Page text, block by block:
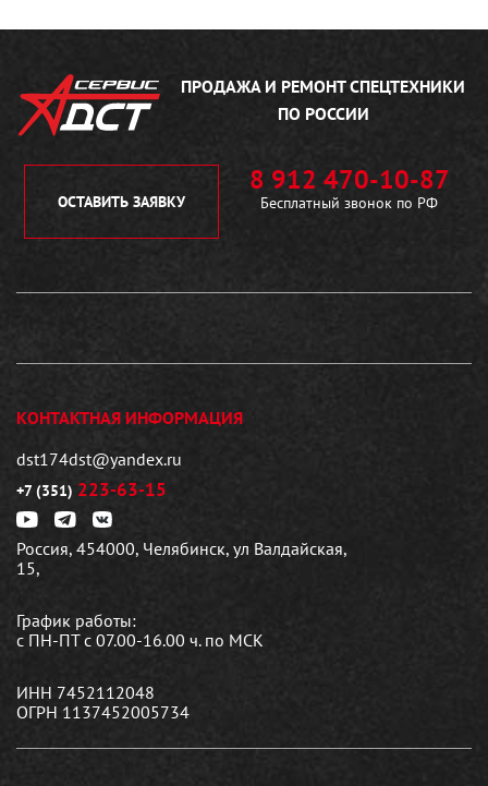
ПРОДАЖА И РЕМОНТСПЕЦТЕХНИКИ
ПО РОССИИ
ОСТАВИТЬ ЗАЯВКУ
8 912 470-10-87
Бесплатный звонок по РФ
КОНТАКТНАЯ ИНФОРМАЦИЯ
dst174dst@yandex.ru
+7 (351) 223-63-15
Россия, 454000, Челябинск, ул Валдайская,
15,
График работы:
с ПН-ПТ с 07.00-16.00 ч. по МСК
ИНН 7452112048
ОГРН 1137452005734